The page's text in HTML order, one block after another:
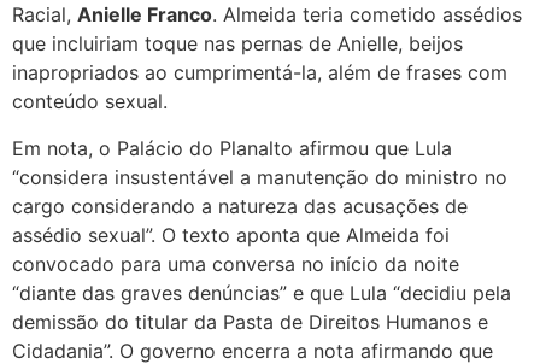
Racial, Anielle Franco. Almeida teria cometido assédios
que incluiriam toque nas pernas de Anielle, beijos
inapropriados ao cumprimentá-la, além de frases com
conteúdo sexual.
Em nota, o Palácio do Planalto afirmou que Lula
“considera insustentável a manutenção do ministro no
cargo considerando a natureza das acusações de
assédio sexual”. O texto aponta que Almeida foi
convocado para uma conversa no início da noite
“diante das graves denúncias” e que Lula “decidiu pela
demissão do titular da Pasta de Direitos Humanos e
Cidadania”. O governo encerra a nota afirmando que